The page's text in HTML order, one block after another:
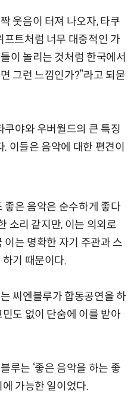
웃음이 터져 나오자, 타쿠
프트처럼 너무 대중적인 가
이 놀리는 것처럼 한국에서
그런 느낌인가?”라고 되묻
쿠야와 우버월드의 큰 특징
이들은 음악에 대한 편견이
좋은 음악은 순수하게 좋다
소리 같지만, 이는 의외로
이는 명확한 자기 주관과 스
기 때문이다.
씨엔블루가 합동공연을 하
도 없이 단숨에 이를 받아
루는 ‘좋은 음악을 하는 좋
가능한 일이었다.